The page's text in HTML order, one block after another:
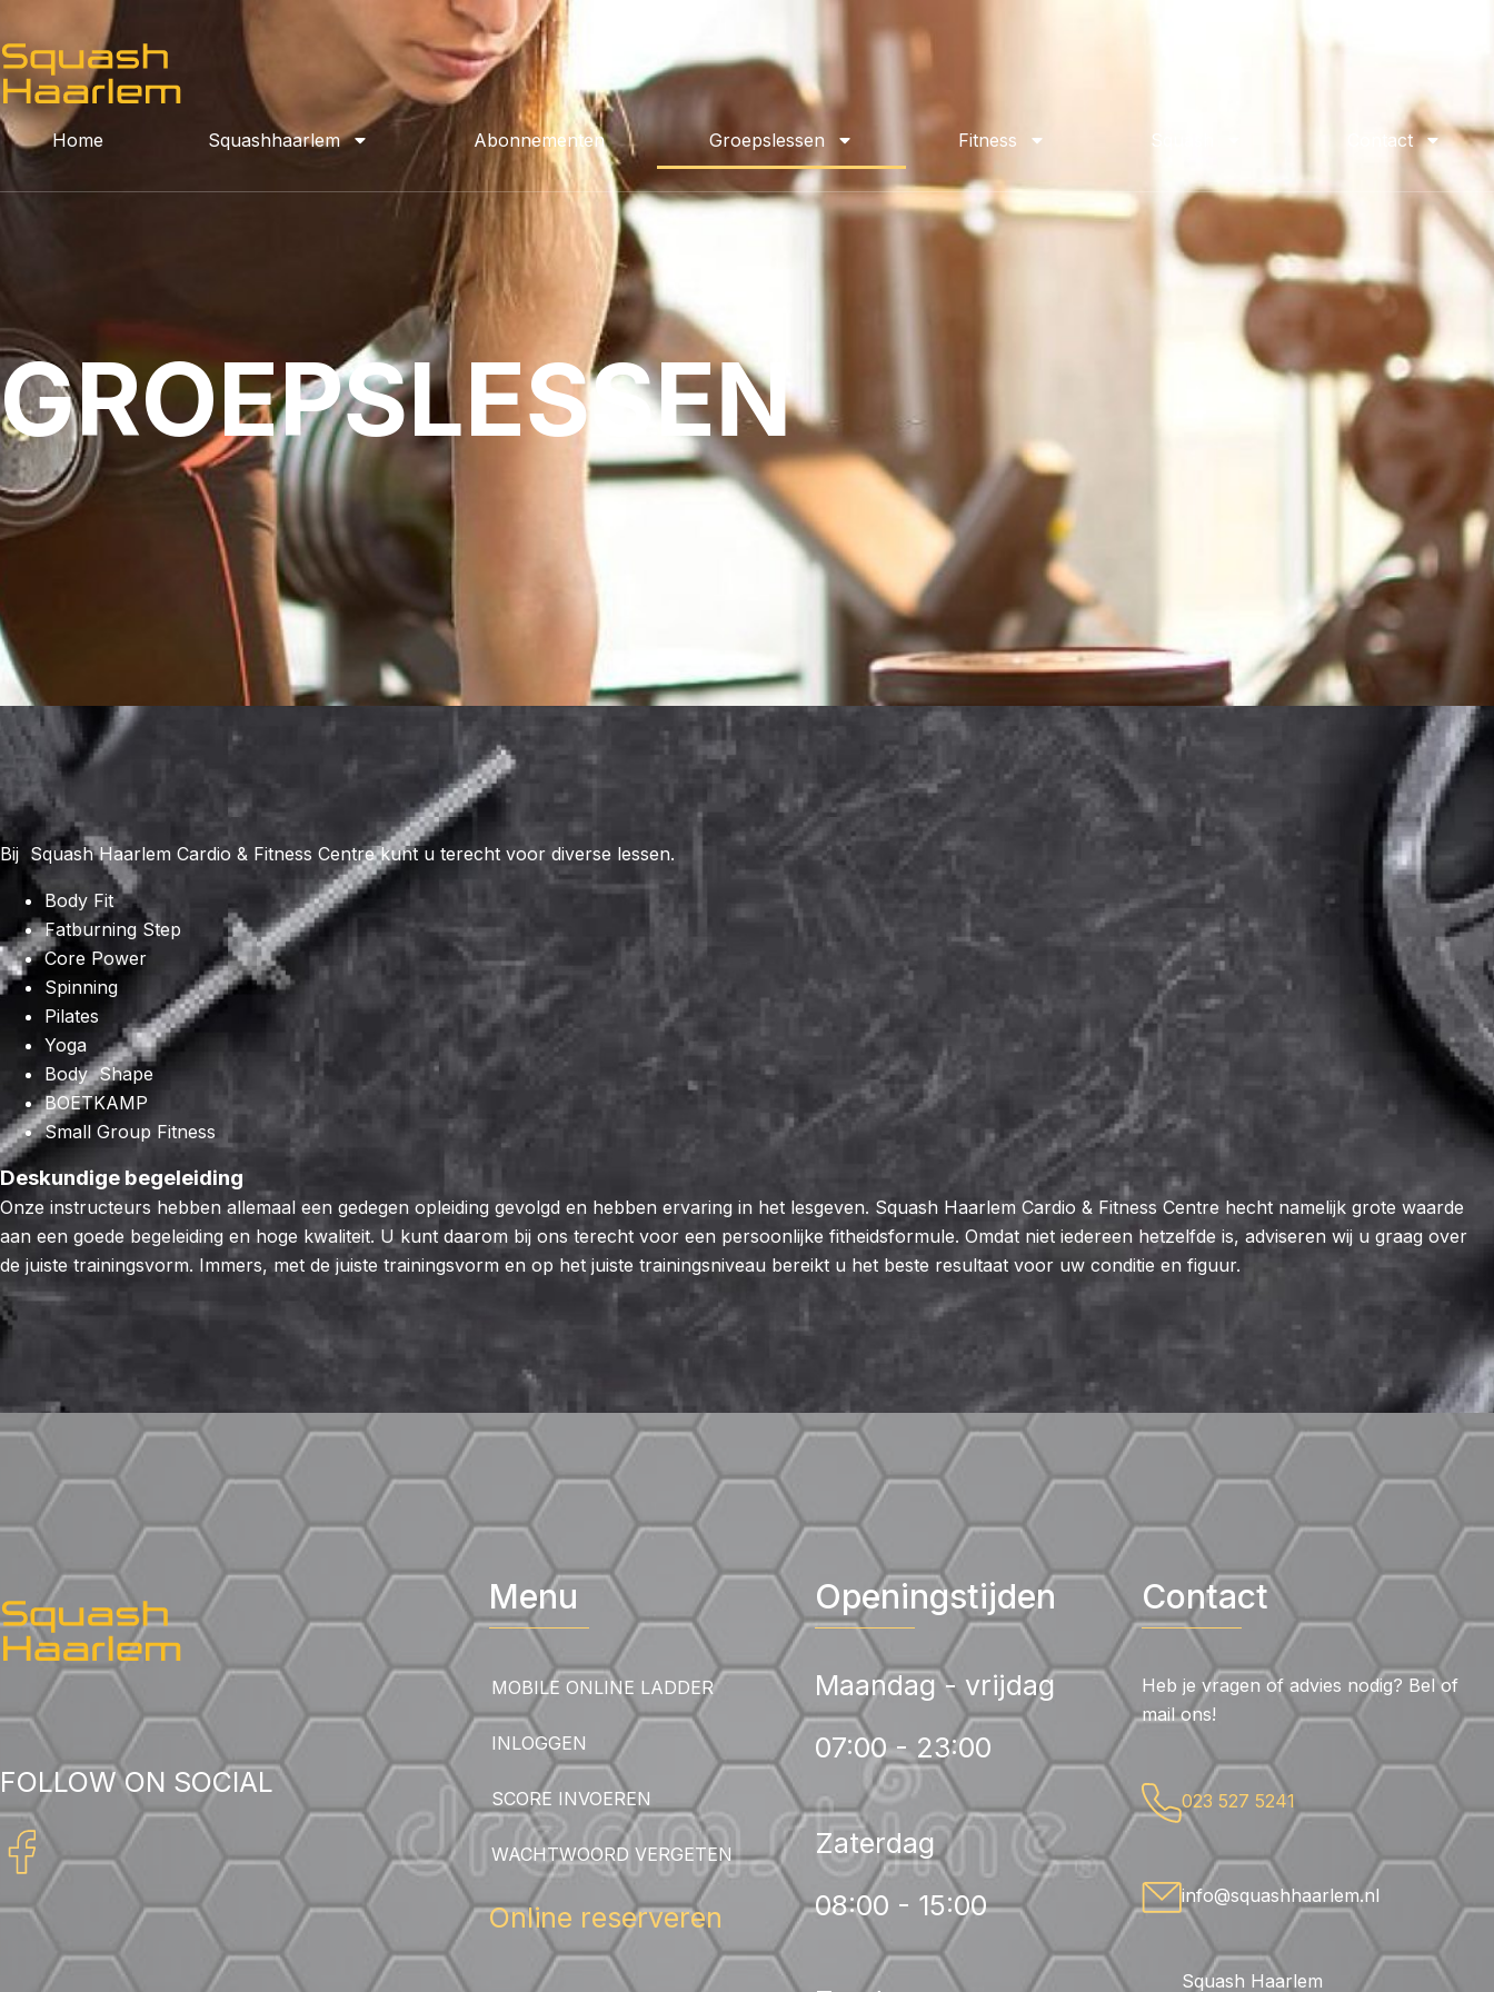
Home Squashhaarlem Abonnementen Groepslessen Fitness Squash Contact
GROEPSLESSEN
Bij Squash Haarlem Cardio & Fitness Centre kunt u terecht voor diverse lessen.
Body Fit
Fatburning Step
Core Power
Spinning
Pilates
Yoga
Body Shape
BOETKAMP
Small Group Fitness
Deskundige begeleiding
Onze instructeurs hebben allemaal een gedegen opleiding gevolgd en hebben ervaring in het lesgeven. Squash Haarlem Cardio & Fitness Centre hecht namelijk grote waarde
aan een goede begeleiding en hoge kwaliteit. U kunt daarom bij ons terecht voor een persoonlijke fitheidsformule. Omdat niet iedereen hetzelfde is, adviseren wij u graag over
de juiste trainingsvorm. Immers, met de juiste trainingsvorm en op het juiste trainingsniveau bereikt u het beste resultaat voor uw conditie en figuur.
FOLLOW ON SOCIAL
Menu
MOBILE ONLINE LADDER
INLOGGEN
SCORE INVOEREN
WACHTWOORD VERGETEN
Online reserveren
Openingstijden
Maandag - vrijdag
07:00 - 23:00
Zaterdag
08:00 - 15:00
Contact
Heb je vragen of advies nodig? Bel of
mail ons!
023 527 5241
info@squashhaarlem.nl
Squash Haarlem